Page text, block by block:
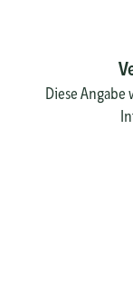
Diese Angabe